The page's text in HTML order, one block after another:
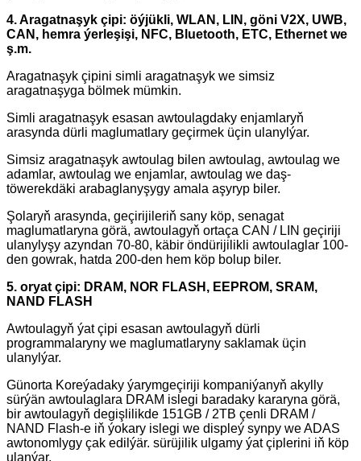
4. Aragatnaşyk çipi: öýjükli, WLAN, LIN, göni V2X, UWB,
CAN, hemra ýerleşişi, NFC, Bluetooth, ETC, Ethernet we
ş.m.
Aragatnaşyk çipini simli aragatnaşyk we simsiz
aragatnaşyga bölmek mümkin.
Simli aragatnaşyk esasan awtoulagdaky enjamlaryň
arasynda dürli maglumatlary geçirmek üçin ulanylýar.
Simsiz aragatnaşyk awtoulag bilen awtoulag, awtoulag we
adamlar, awtoulag we enjamlar, awtoulag we daş-
töwerekdäki arabaglanyşygy amala aşyryp biler.
Şolaryň arasynda, geçirijileriň sany köp, senagat
maglumatlaryna görä, awtoulagyň ortaça CAN / LIN geçiriji
ulanylyşy azyndan 70-80, käbir öndürijilikli awtoulaglar 100-
den gowrak, hatda 200-den hem köp bolup biler.
5. oryat çipi: DRAM, NOR FLASH, EEPROM, SRAM,
NAND FLASH
Awtoulagyň ýat çipi esasan awtoulagyň dürli
programmalaryny we maglumatlaryny saklamak üçin
ulanylýar.
Günorta Koreýadaky ýarymgeçiriji kompaniýanyň akylly
sürýän awtoulaglara DRAM islegi baradaky kararyna görä,
bir awtoulagyň degişlilikde 151GB / 2TB çenli DRAM /
NAND Flash-e iň ýokary islegi we displeý synpy we ADAS
awtonomlygy çak edilýär. sürüjilik ulgamy ýat çiplerini iň köp
ulanýar.